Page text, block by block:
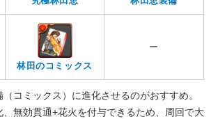
林田のコミックス
ー
コミックス）に進化させるのがおすすめ。
無効貫通+花火を付与できるため、周回で大